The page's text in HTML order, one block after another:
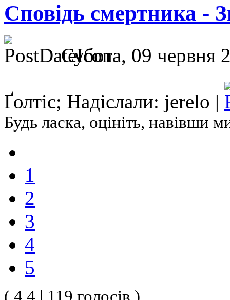
Сповідь смертника -
Субота, 09 червня
Ґолтіс; Надіслали: jerelo |
Будь ласка, оцініть, навівши
1
2
3
4
5